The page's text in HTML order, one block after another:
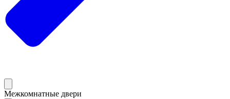
Межкомнатные двери